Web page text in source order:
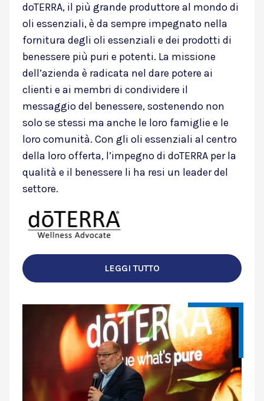
doTERRA, il più grande produttore al mondo di
oli essenziali, è da sempre impegnato nella
fornitura degli oli essenziali e dei prodotti di
benessere più puri e potenti. La missione
dell’azienda è radicata nel dare potere ai
clienti e ai membri di condividere il
messaggio del benessere, sostenendo non
solo se stessi ma anche le loro famiglie e le
loro comunità. Con gli oli essenziali al centro
della loro offerta, l’impegno di doTERRA per la
qualità e il benessere li ha resi un leader del
settore.
LEGGI TUTTO